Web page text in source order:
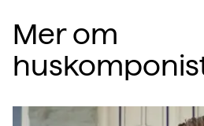
Mer om